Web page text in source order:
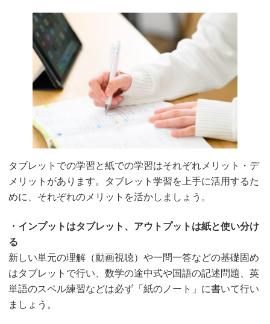
タブレットでの学習と紙での学習はそれぞれメリット・デ
メリットがあります。タブレット学習を上手に活用するた
めに、それぞれのメリットを活かしましょう。
・インプットはタブレット、アウトプットは紙と使い分け
る
新しい単元の理解（動画視聴）や一問一答などの基礎固め
はタブレットで行い、数学の途中式や国語の記述問題、英
単語のスペル練習などは必ず「紙のノート」に書いて行い
ましょう。